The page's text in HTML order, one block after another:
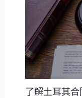
了解土耳其